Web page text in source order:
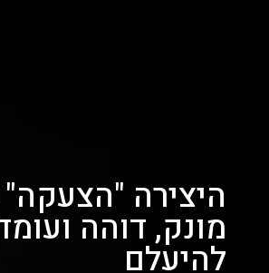
היצירה
מונק, דוהה
להיעלם